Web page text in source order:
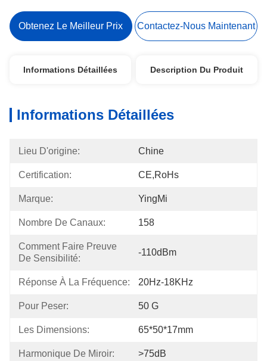
Obtenez Le Meilleur Prix Contactez-Nous Maintenant
Informations Détaillées Description Du Produit
Informations Détaillées
Lieu D'origine: Chine
Certification: CE,RoHs
Marque: YingMi
Nombre De Canaux: 158
Comment Faire Preuve
De Sensibilité:
-110dBm
Réponse À La Fréquence: 20Hz-18KHz
Pour Peser: 50 G
Les Dimensions: 65*50*17mm
Harmonique De Miroir: >75dB